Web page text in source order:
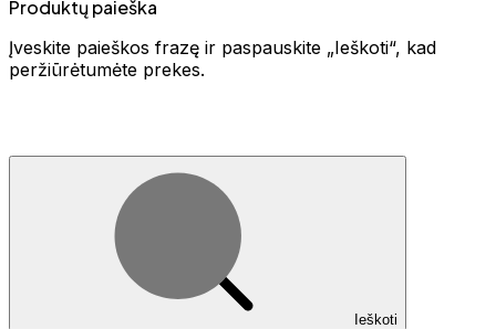
Produktų paieška
Įveskite paieškos frazę ir paspauskite „Ieškoti“, kad
peržiūrėtumėte prekes.
Ieškoti